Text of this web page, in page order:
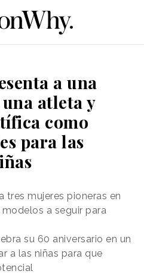
a una
atleta y
como
para las
tres mujeres pioneras en
a seguir para
su 60 aniversario en un
a las niñas para que